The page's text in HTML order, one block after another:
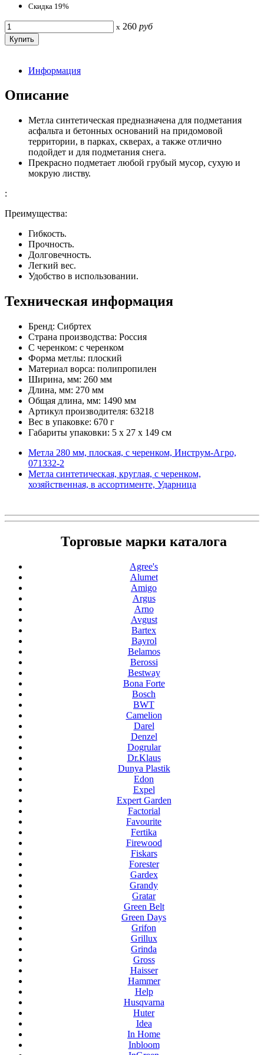
Скидка 19%
x 260 руб
Информация
Описание
Метла синтетическая предназначена для подметания
асфальта и бетонных оснований на придомовой
территории, в парках, скверах, а также отлично
подойдет и для подметания снега.
Прекрасно подметает любой грубый мусор, сухую и
мокрую листву.
:
Преимущества:
Гибкость.
Прочность.
Долговечность.
Легкий вес.
Удобство в использовании.
Техническая информация
Бренд: Сибртех
Страна производства: Россия
С черенком: с черенком
Форма метлы: плоский
Материал ворса: полипропилен
Ширина, мм: 260 мм
Длина, мм: 270 мм
Общая длина, мм: 1490 мм
Артикул производителя: 63218
Вес в упаковке: 670 г
Габариты упаковки: 5 x 27 x 149 см
Метла 280 мм, плоская, с черенком, Инструм-Агро,
071332-2
Метла синтетическая, круглая, с черенком,
хозяйственная, в ассортименте, Ударница
Торговые марки каталога
Agree's
Alumet
Amigo
Argus
Arno
Avgust
Bartex
Bayrol
Belamos
Berossi
Bestway
Bona Forte
Bosch
BWT
Camelion
Darel
Denzel
Dogrular
Dr.Klaus
Dunya Plastik
Edon
Expel
Expert Garden
Factorial
Favourite
Fertika
Firewood
Fiskars
Forester
Gardex
Grandy
Gratar
Green Belt
Green Days
Grifon
Grillux
Grinda
Gross
Haisser
Hammer
Help
Husqvarna
Huter
Idea
In Home
Inbloom